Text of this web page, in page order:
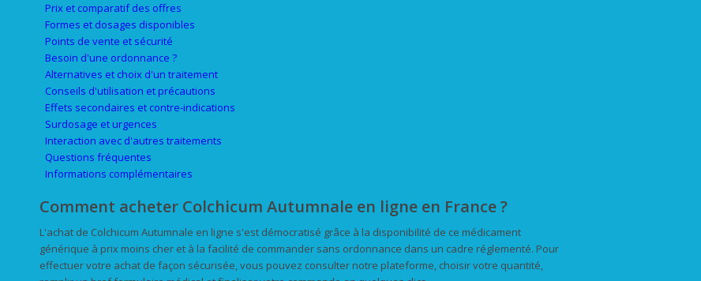
Prix et comparatif des offres
Formes et dosages disponibles
Points de vente et sécurité
Besoin d'une ordonnance ?
Alternatives et choix d'un traitement
Conseils d'utilisation et précautions
Effets secondaires et contre-indications
Surdosage et urgences
Interaction avec d'autres traitements
Questions fréquentes
Informations complémentaires
Comment acheter Colchicum Autumnale en ligne en France ?
L'achat de Colchicum Autumnale en ligne s'est démocratisé grâce à la disponibilité de ce médicament
générique à prix moins cher et à la facilité de commander sans ordonnance dans un cadre réglementé. Pour
effectuer votre achat de façon sécurisée, vous pouvez consulter notre plateforme, choisir votre quantité,